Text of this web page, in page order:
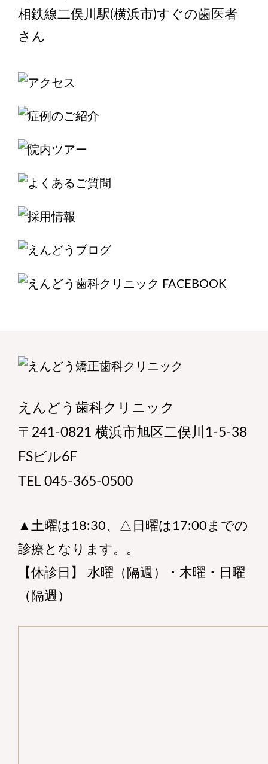
相鉄線二俣川駅(横浜市)すぐの歯医者
さん
えんどう歯科クリニック
〒241-0821 横浜市旭区二俣川1-5-38
FSビル6F
TEL 045-365-0500
▲土曜は18:30、△日曜は17:00までの
診療となります。。
【休診日】 水曜（隔週）・木曜・日曜
（隔週）